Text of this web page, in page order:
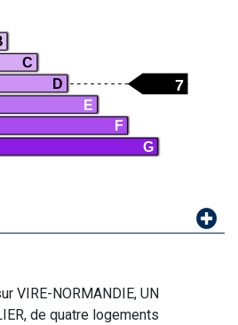
C
7
D
E
F
G
VIRE-NORMANDIE, UN
de quatre logements